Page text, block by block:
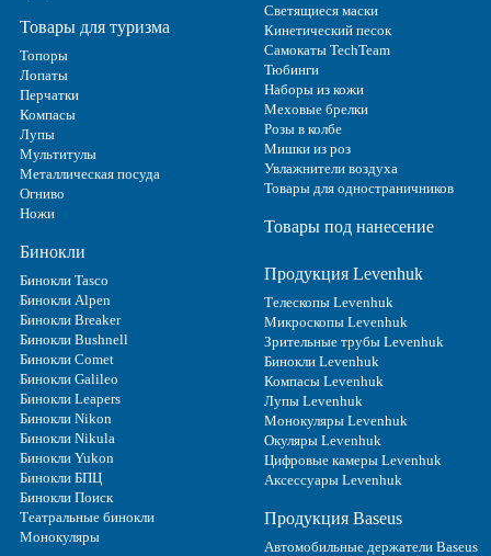
Товары для туризма
Топоры
Лопаты
Перчатки
Компасы
Лупы
Мультитулы
Металлическая посуда
Огниво
Ножи
Бинокли
Бинокли Tasco
Бинокли Alpen
Бинокли Breaker
Бинокли Bushnell
Бинокли Comet
Бинокли Galileo
Бинокли Leapers
Бинокли Nikon
Бинокли Nikula
Бинокли Yukon
Бинокли БПЦ
Бинокли Поиск
Театральные бинокли
Монокуляры
Светящиеся маски
Кинетический песок
Самокаты TechTeam
Тюбинги
Наборы из кожи
Меховые брелки
Розы в колбе
Мишки из роз
Увлажнители воздуха
Товары для одностраничников
Товары под нанесение
Продукция Levenhuk
Телескопы Levenhuk
Микроскопы Levenhuk
Зрительные трубы Levenhuk
Бинокли Levenhuk
Компасы Levenhuk
Лупы Levenhuk
Монокуляры Levenhuk
Окуляры Levenhuk
Цифровые камеры Levenhuk
Аксессуары Levenhuk
Продукция Baseus
Автомобильные держатели Baseus